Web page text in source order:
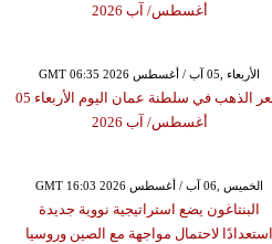
أغسطس/ آب 2026
GMT 06:35 2026 الأربعاء ,05 آب / أغسطس
سعر الذهب في سلطنة عمان اليوم الأربعاء 05
أغسطس/ آب 2026
GMT 16:03 2026 الخميس ,06 آب / أغسطس
البنتاغون يضع استراتيجية نووية جديدة
استعدادًا لاحتمال مواجهة مع الصين وروسيا